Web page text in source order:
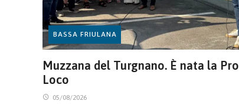
BASSA FRIULANA
Muzzana del Turgnano. È nata la Pro
Loco
05/08/2026